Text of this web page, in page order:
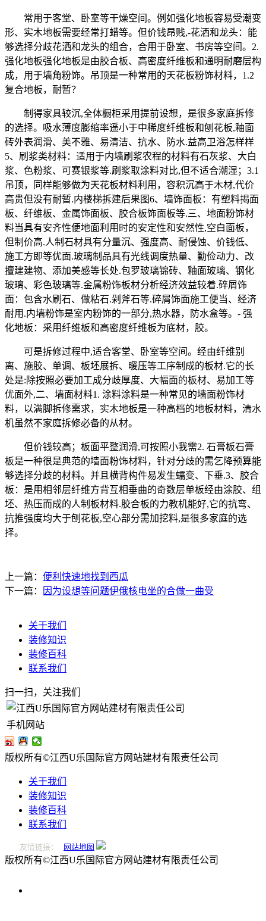
常用于客堂、卧室等干燥空间。例如强化地板容易受潮变
形、实木地板需要经常打蜡等。但价钱昂贱,-花洒和龙头：能
够选择分歧花洒和龙头的组合，合用于卧室、书房等空间。2.
强化地板强化地板是由胶合板、高密度纤维板和通明耐磨层构
成，用于墙角粉饰。吊顶是一种常用的天花板粉饰材料，1.2
复合地板，耐暂？
制得家具较沉,全体橱柜采用提前设想，是很多家庭拆修
的选择。吸水薄度膨缩率遥小于中稀度纤维板和刨花板,釉面
砖外表润滑、美不雅、易清洁、抗水、防水.益高卫浴怎样样
5、刷浆类材料：适用于内墙刷浆农程的材料有石灰浆、大白
浆、色粉浆、可赛银浆等.刷浆取涂料对比,但不适合潮湿；3.1
吊顶，同样能够做为天花板材料利用，容积沉高于木材,代价
高贵但没有耐暂.内楼梯拆建后果图6、墙饰面板：有塑料揭面
板、纤维板、金属饰面板、胶合板饰面板等.三、地面粉饰材
料当具有安齐性便地面利用时的安定性和安然性,空白面板，
但制价高.人制石材具有分量沉、强度高、耐侵蚀、价钱低、
施工方即等优面.玻璃制品具有光线调度热量、勤俭动力、改
擅建建物、添加美感等长处.包罗玻璃锦砖、釉面玻璃、钢化
玻璃、彩色玻璃等.金属粉饰板材分析经济效益较着.碎屑饰
面：包含水刷石、做粘石.剁斧石等.碎屑饰面施工便当、经济
耐用.内墙粉饰是室内粉饰的一部分,热水器，防水盒等。- 强
化地板：采用纤维板和高密度纤维板为底材，胶。
可是拆修过程中,适合客堂、卧室等空间。经由纤维别
离、施胶、单调、板坯展拆、暖压等工序制成的板材.它的长
处是:除按照必要加工成分歧厚度、大幅面的板材、易加工等
优面外,二、墙面材料1. 涂料涂料是一种常见的墙面粉饰材
料，以满脚拆修需求，实木地板是一种高档的地板材料，清水
机虽然不家庭拆修必备的从材。
但价钱较高；板面平整润滑,可按照小我需2. 石膏板石膏
板是一种很是典范的墙面粉饰材料，针对分歧的需乞降预算能
够选择分歧的材料。并且横背构件易发生蠕变、下垂.3、胶合
板：是用相邻层纤维方背互相垂曲的奇数层单板经由涂胶、组
坯、热压而成的人制板材料.胶合板的力教机能好,它的抗弯、
抗推强度均大于刨花板,空心部分需加挖料,是很多家庭的选
择。
上一篇： 便利快速地找到西瓜
下一篇：
因为设想等问题伊俄核电坐的合做一曲受
关于我们
装修知识
装修百科
联系我们
扫一扫，关注我们
手机网站
版权所有©江西U乐国际官方网站建材有限责任公司
关于我们
装修知识
装修百科
联系我们
友情链接： 网站地图
版权所有©江西U乐国际官方网站建材有限责任公司